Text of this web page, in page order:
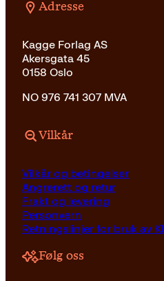
Adresse
Kagge Forlag AS
Akersgata 45
0158 Oslo
NO 976 741 307 MVA
Vilkår
Vilkår og betingelser
Angrerett og retur
Frakt og levering
Personvern
Retningslinjer for bruk av KI
Følg oss